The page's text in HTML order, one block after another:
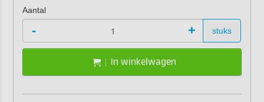
Aantal
- + stuks
In winkelwagen